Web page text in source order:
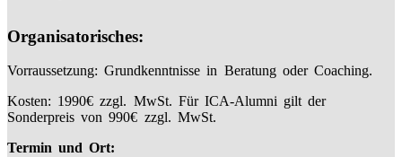
Organisatorisches:
Vorraussetzung: Grundkenntnisse in Beratung oder Coaching.
Kosten: 1990€ zzgl. MwSt. Für ICA-Alumni gilt der
Sonderpreis von 990€ zzgl. MwSt.
Termin und Ort: